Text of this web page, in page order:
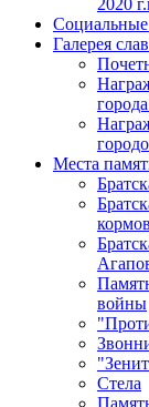
2020
Галерея
Места
кормов
войны
Cтела